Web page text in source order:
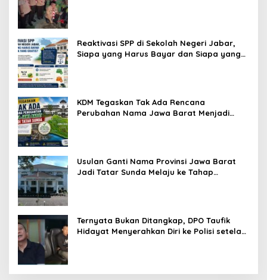
Reaktivasi SPP di Sekolah Negeri Jabar,
Siapa yang Harus Bayar dan Siapa yang
KDM Tegaskan Tak Ada Rencana
Perubahan Nama Jawa Barat Menjadi
Usulan Ganti Nama Provinsi Jawa Barat
Jadi Tatar Sunda Melaju ke Tahap
Ternyata Bukan Ditangkap, DPO Taufik
Hidayat Menyerahkan Diri ke Polisi setelah